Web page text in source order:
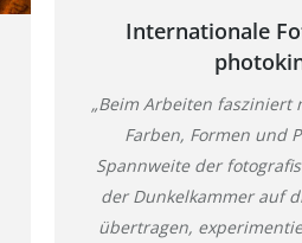
Internationale
„Beim Arbeiten fasziniert
Farben, Formen und
Spannweite der
der Dunkelkammer auf
übertragen,